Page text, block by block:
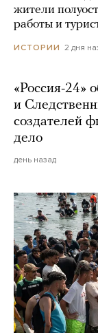
жители
работы и
ИСТОРИИ 2 дня
«Россия-24»
и
создателей
дело
день назад